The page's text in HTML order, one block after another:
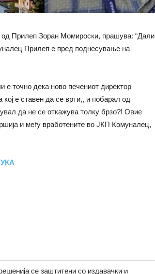
од Прилеп Зоран Момироски, прашува: “Дали
Прилеп е пред поднесување на
точно дека ново печениот директор
е ставен да се врти,, и побарал од
да не се откажува толку брзо?! Овие
и меѓу вработените во ЈКП Комуналец,
се заштитени со издавачки и